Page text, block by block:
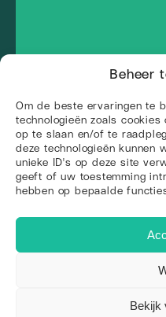
Beheer
Om de beste ervaringen te
technologieën zoals
op te slaan en/of te
deze technologieën kunnen
unieke ID's op deze site
geeft of uw toestemming
hebben op bepaalde
Bekijk
info@web-wings.nl
Arendstraat 4, 6135
KvK: 81831153
BTW-nr: NL862236599B01
IBAN: NL38 INGB 0009